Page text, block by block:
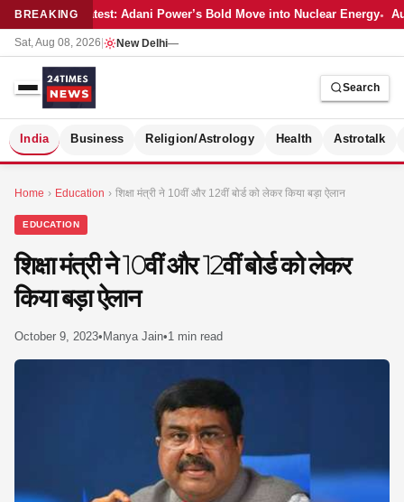
BREAKINGLatest: Adani Power’s Bold Move into Nuclear Energy
Sat, Aug 08, 2026 New Delhi—
Search
India Business Religion/Astrology Health Astrotalk
Home › Education › शिक्षा मंत्री ने 10वीं और 12वीं बोर्ड को लेकर किया बड़ा ऐलान
EDUCATION
शिक्षा मंत्री ने 10वीं और 12वीं बोर्ड को लेकर
किया बड़ा ऐलान
October 9, 2023• Manya Jain•1 min read